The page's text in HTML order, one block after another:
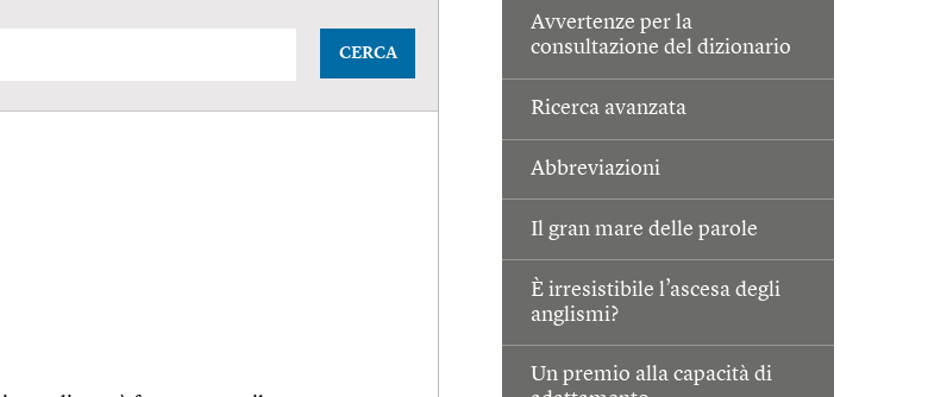
Avvertenze per la
consultazione del dizionario
Ricerca avanzata
Abbreviazioni
Il gran mare delle parole
È irresistibile l’ascesa degli
anglismi?
Un premio alla capacità di
CERCA